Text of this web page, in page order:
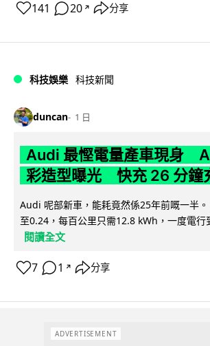
141 20 ↗ 分享
科技娛樂 科技新聞
duncan 1 日
Audi 最慳電量產車現身
彩造型曝光 快充 26 分鐘
Audi 呢部新車，能耗竟然係25年前嘅一半
至0.24，每百公里只需12.8 kWh，一度電行
閱讀全文
7 1 ↗ 分享
ADVERTISEMENT